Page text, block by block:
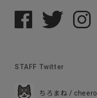
STAFF Twitter
ちろまね / cheero